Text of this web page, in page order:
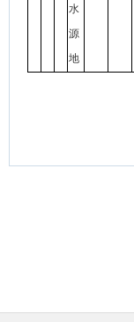
水
源
地